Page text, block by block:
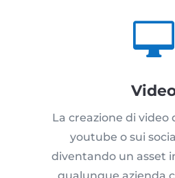

La creazione di video
youtube o sui
diventando un asset